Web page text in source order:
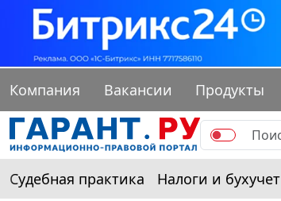
Компания Вакансии Продукты
Судебная практика Налоги и бухучет